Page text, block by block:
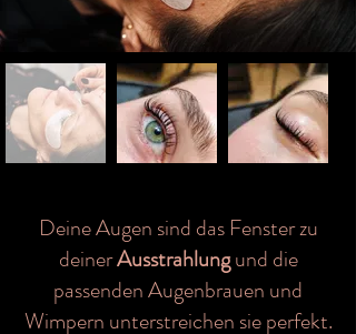
Deine Augen sind das Fenster zu
deinerAusstrahlungund die
passenden Augenbrauen und
Wimpern unterstreichen sie perfekt.